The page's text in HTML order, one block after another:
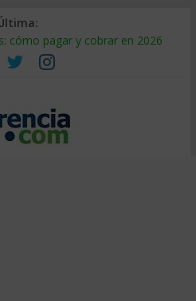
cómo pagar y cobrar en 2026
por qué sale tan caro
cómo auditarla a tiempo
de suministro: qué hacer
cómo segmentarlo y venderle